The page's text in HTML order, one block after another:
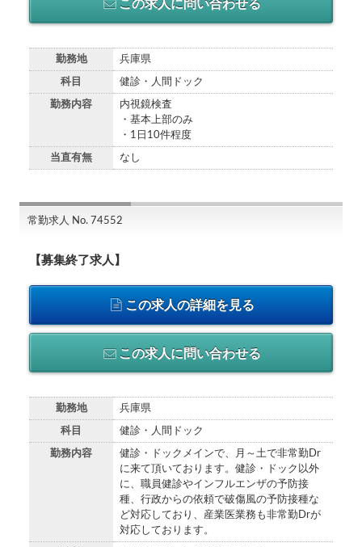
この求人に問い合わせる
勤務地 兵庫県
科目 健診・人間ドック
勤務内容
内視鏡検査
・基本上部のみ
・1日10件程度
当直有無 なし
常勤求人 No. 74552
【募集終了求人】
この求人の詳細を見る
この求人に問い合わせる
勤務地 兵庫県
科目 健診・人間ドック
勤務内容
健診・ドックメインで、月～土で非常勤Dr
に来て頂いております。健診・ドック以外
に、職員健診やインフルエンザの予防接
種、行政からの依頼で破傷風の予防接種な
ど対応しており、産業医業務も非常勤Drが
対応しております。